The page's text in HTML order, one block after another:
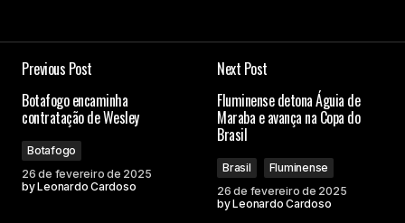
Previous Post
Botafogo encaminha
contratação de Wesley
Botafogo
26 de fevereiro de 2025
byLeonardo Cardoso
Next Post
Fluminense detona Águia de
Maraba e avança na Copa do
Brasil
Brasil
Fluminense
26 de fevereiro de 2025
byLeonardo Cardoso